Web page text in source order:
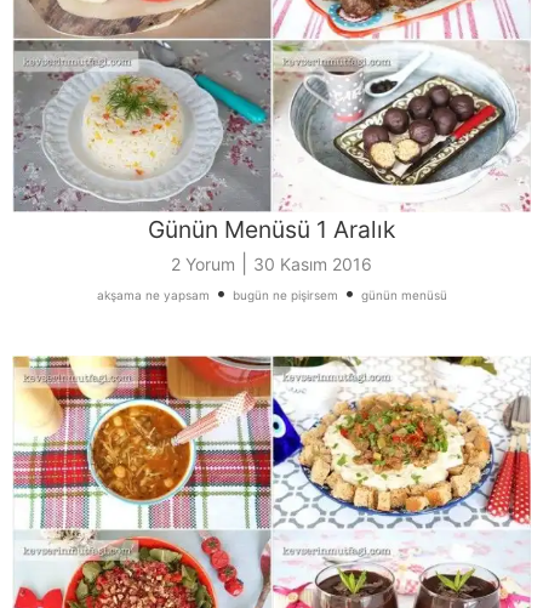
Günün Menüsü 1 Aralık
2 Yorum 30 Kasım 2016
akşama ne yapsam • bugün ne pişirsem • günün menüsü